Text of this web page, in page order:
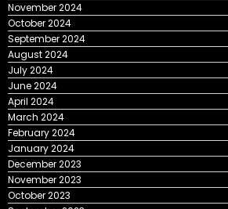
November 2024
October 2024
September 2024
August 2024
July 2024
June 2024
April 2024
March 2024
February 2024
January 2024
December 2023
November 2023
October 2023